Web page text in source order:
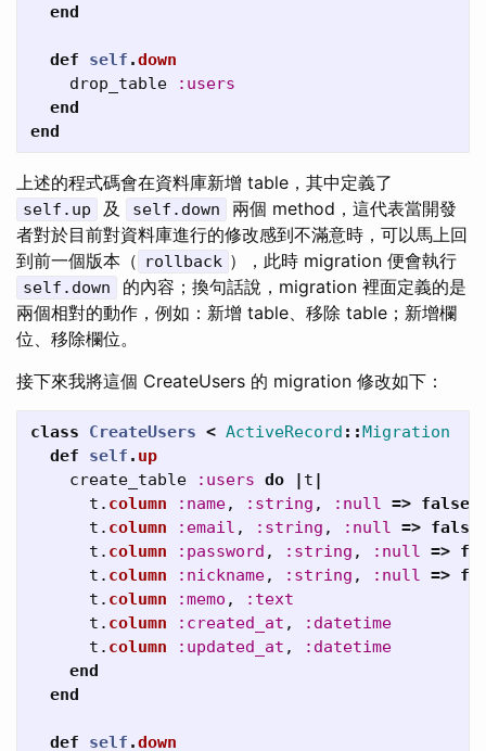
end
def self .down
drop_table
:users
end
end
上述的程式碼會在資料庫新增 table，其中定義了
self.up 及 self.down
兩個 method，這代表當開發
者對於目前對資料庫進行的修改感到不滿意時，可以馬上回
到前一個版本（ rollback ），此時 migration 便會執行
self.down
的內容；換句話說，migration 裡面定義的是
兩個相對的動作，例如：新增 table、移除 table；新增欄
位、移除欄位。
接下來我將這個 CreateUsers 的 migration 修改如下：
class CreateUsers < ActiveRecord ::Migration
def
self . up
create_table
:users do | t |
t . column :name, :string , :null => false
t . column :email , :string , :null => false
t . column :password , :string , :null =>
t . column :nickname, :string , :null =>
t . column :memo ,
:text
t . column :created_at ,
:datetime
t . column :updated_at ,
:datetime
end
end
def self .down